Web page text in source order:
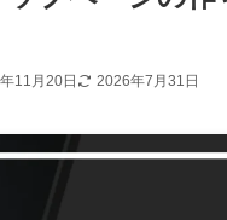
11月20日 2026年7月31日